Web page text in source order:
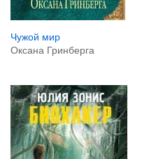
Чужой мир
Оксана Гринберга